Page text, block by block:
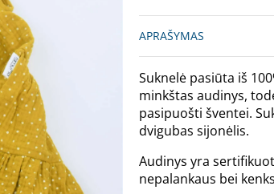
APRAŠYMAS
Suknelė pasiūta iš
minkštas audinys,
pasipuošti šventei.
dvigubas sijonėlis.
Audinys yra
nepalankaus bei